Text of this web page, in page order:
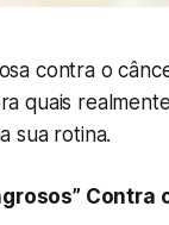
contra o
quais
sua rotina.
Contra